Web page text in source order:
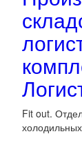
Fit out.